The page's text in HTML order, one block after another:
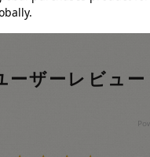
ーザーレビュー